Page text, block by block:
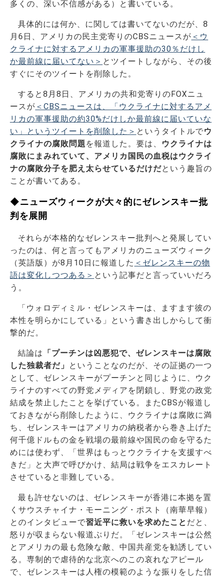
多くの、深い不信感がある）と書いている。
具体的には何か、に関しては書いてないのだが、8
月6日、アメリカの民主党寄りのCBSニュースが ＜ウ
クライナに対するアメリカの軍事援助の30％だけし
か最前線に届いてない＞ とツイートしながら、その後
すぐにそのツイートを削除した。
すると8月8日、アメリカの共和党寄りのFOXニュ
ースが ＜CBSニュースは、「ウクライナに対するアメ
リカの軍事援助の約30%だけしか最前線に届いていな
い」というツイートを削除した＞ というタイトルでウ
クライナの腐敗問題 を報道した。要は、
ウクライナは
腐敗にまみれていて、アメリカ国民の血税はウクライ
ナの腐敗分子を肥え太らせているだけだという趣旨の
ことが書いてある。
◆ニューズウィークが大々的にゼレンスキー批
判を展開
それらが本格的なゼレンスキー批判へと発展してい
ったのは、何と言ってもアメリカのニューズウィーク
（英語版）が8月10日に報道した ＜ゼレンスキーの物
語は変化しつつある＞ という記事だと言っていいだろ
う。
「ウォロディミル・ゼレンスキーは、ますます彼の
本性を明らかにしている」という書き出しからして衝
撃的だ。
結論は 「プーチンは凶悪犯で、ゼレンスキーは腐敗
した独裁者だ」
ということなのだが、その証拠の一つ
として、ゼレンスキーがプーチンと同じように、ウク
ライナのすべての野党メディアを閉鎖し、野党の政党
結成を禁止したことを挙げている。またCBSが報道し
ておきながら削除したように、ウクライナは腐敗に満
ち、ゼレンスキーはアメリカの納税者から巻き上げた
何千億ドルもの金を戦場の最前線や国民の命を守るた
めには使わず、「世界はもっとウクライナを支援すべ
きだ」と大声で呼びかけ、結局は戦争をエスカレート
させていると非難している。
最も許せないのは、ゼレンスキーが香港に本拠を置
くサウスチャイナ・モーニング・ポスト（南華早報）
とのインタビューで習近平に救いを求めたこと だと、
怒りが収まらない報道ぶりだ。「ゼレンスキーは公然
とアメリカの最も危険な敵、中国共産党を勧誘してい
る。専制的で虐待的な北京へのこの哀れなアピール
で、ゼレンスキーは人権の模範のような振りをした信